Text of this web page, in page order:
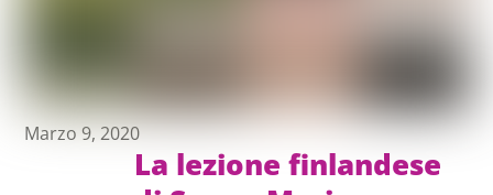
Marzo 9, 2020
La lezione finlandese